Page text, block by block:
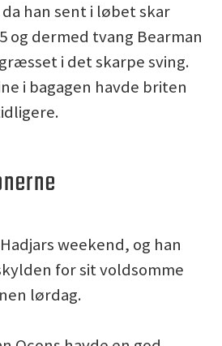
han sent i løbet skar
og dermed tvang Bearman
i det skarpe sving.
i bagagen havde briten
weekend, og han
for sit voldsomme
lørdag.